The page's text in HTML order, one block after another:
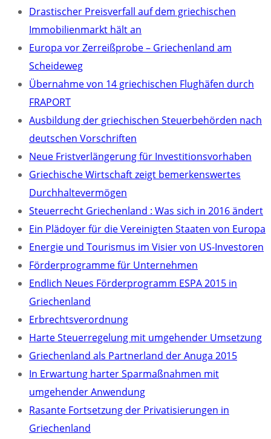
Drastischer Preisverfall auf dem griechischen
Immobilienmarkt hält an
Europa vor Zerreißprobe – Griechenland am
Scheideweg
Übernahme von 14 griechischen Flughäfen durch
FRAPORT
Ausbildung der griechischen Steuerbehörden nach
deutschen Vorschriften
Neue Fristverlängerung für Investitionsvorhaben
Griechische Wirtschaft zeigt bemerkenswertes
Durchhaltevermögen
Steuerrecht Griechenland : Was sich in 2016 ändert
Ein Plädoyer für die Vereinigten Staaten von Europa
Energie und Tourismus im Visier von US-Investoren
Förderprogramme für Unternehmen
Endlich Neues Förderprogramm ESPA 2015 in
Griechenland
Erbrechtsverordnung
Harte Steuerregelung mit umgehender Umsetzung
Griechenland als Partnerland der Anuga 2015
In Erwartung harter Sparmaßnahmen mit
umgehender Anwendung
Rasante Fortsetzung der Privatisierungen in
Griechenland